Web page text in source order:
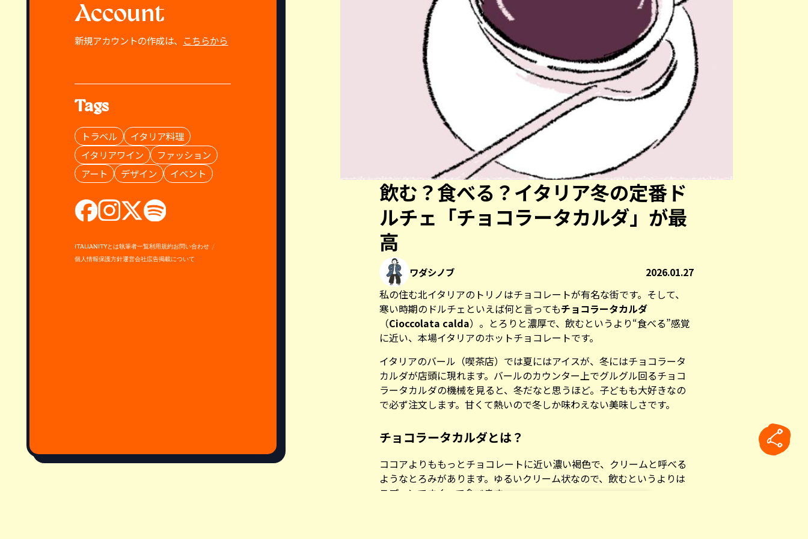
Account
新規アカウントの作成は、 こちらから
Tags
トラベル
イタリア料理
イタリアワイン
ファッション
アート
デザイン イベント
ITALIANITYとは執筆者一覧利用規約お問い合わせ
個人情報保護方針運営会社広告掲載について
飲む？食べる？イタリア冬の定番ド
ルチェ「チョコラータカルダ」が最
高
ワダシノブ 2026.01.27
私の住む北イタリアのトリノはチョコレートが有名な街です。そして、
寒い時期のドルチェといえば何と言ってもチョコラータカルダ
（Cioccolata calda）。とろりと濃厚で、飲むというより“食べる”感覚
に近い、本場イタリアのホットチョコレートです。
イタリアのバール（喫茶店）では夏にはアイスが、冬にはチョコラータ
カルダが店頭に現れます。バールのカウンター上でグルグル回るチョコ
ラータカルダの機械を見ると、冬だなと思うほど。子どもも大好きなの
で必ず注文します。甘くて熱いので冬しか味わえない美味しさです。
チョコラータカルダとは？
ココアよりももっとチョコレートに近い濃い褐色で、クリームと呼べる
ようなとろみがあります。ゆるいクリーム状なので、飲むというよりは
スプーンですくって食べます。